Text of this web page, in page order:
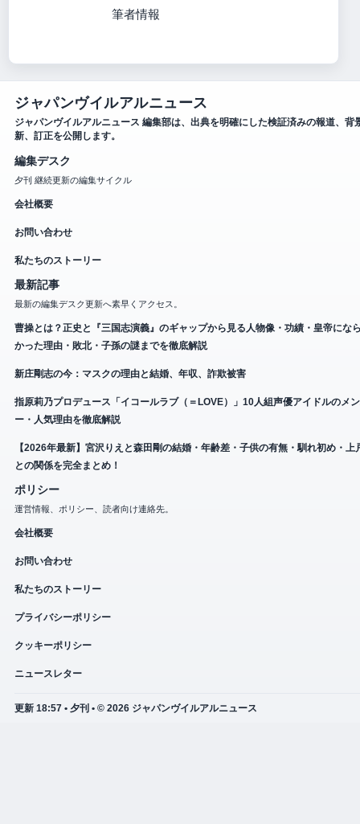
筆者情報
ジャパンヴイルアルニュース
ジャパンヴイルアルニュース 編集部は、出典を明確にした検証済みの報道、背
新、訂正を公開します。
編集デスク
夕刊 継続更新の編集サイクル
会社概要
お問い合わせ
私たちのストーリー
最新記事
最新の編集デスク更新へ素早くアクセス。
曹操とは？正史と『三国志演義』のギャップから見る人物像・功績・皇帝にな
かった理由・敗北・子孫の謎までを徹底解説
新庄剛志の今：マスクの理由と結婚、年収、詐欺被害
指原莉乃プロデュース「イコールラブ（＝LOVE）」10人組声優アイドルのメ
ー・人気理由を徹底解説
【2026年最新】宮沢りえと森田剛の結婚・年齢差・子供の有無・馴れ初め・上
との関係を完全まとめ！
ポリシー
運営情報、ポリシー、読者向け連絡先。
会社概要
お問い合わせ
私たちのストーリー
プライバシーポリシー
クッキーポリシー
ニュースレター
更新 18:57 • 夕刊 • © 2026 ジャパンヴイルアルニュース